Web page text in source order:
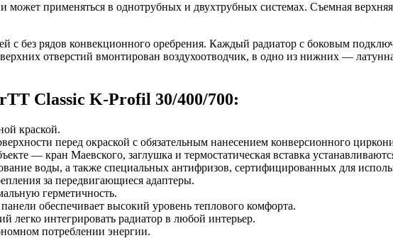
применяться в однотрубных и двухтрубных системах. Съемная верхняя
с без рядов конвекционного оребрения. Каждый радиатор с боковым
отверстий вмонтирован воздухоотводчик, в одно из нижних —
Classic K-Profil 30/400/700:
краской.
перед окраской с обязательным нанесением конверсионного
— кран Маевского, заглушка и термостатическая вставка
воды, а также специальных антифризов, сертифицированных для
за передвигающиеся адаптеры.
герметичность.
обеспечивает высокий уровень теплового комфорта.
легко интегрировать радиатор в любой интерьер.
потреблении энергии.